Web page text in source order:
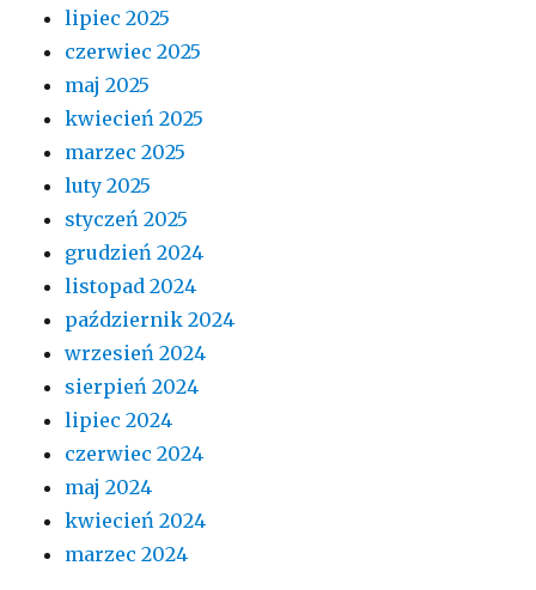
lipiec 2025
czerwiec 2025
maj 2025
kwiecień 2025
marzec 2025
luty 2025
styczeń 2025
grudzień 2024
listopad 2024
październik 2024
wrzesień 2024
sierpień 2024
lipiec 2024
czerwiec 2024
maj 2024
kwiecień 2024
marzec 2024